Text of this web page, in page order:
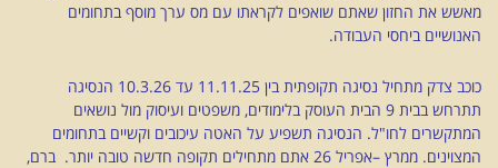
מאשש את החזון שאתם שואפים לקראתו עם מס ערך מוסף בתחומים
האנושיים ביחסי העבודה.
כוכב צדק מתחיל נסיגה תקופתית בין 11.11.25 עד 10.3.26 הנסיגה
תתרחש בבית 9 הבית העוסק בלימודים, משפטים ועיסוק מול נושאים
המתקשרים לחו"ל. הנסיגה תשפיע על האטה עיכובים וקשיים בתחומים
המצוינים. ממרץ –אפריל 26 אתם מתחילים תקופה חדשה טובה יותר. ברם,